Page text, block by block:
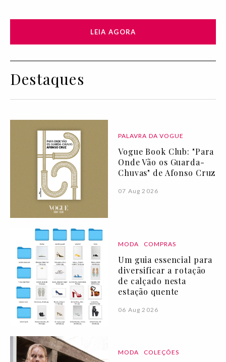
LEIA AGORA
Destaques
PALAVRA DA VOGUE
Vogue Book Club: "Para
Onde Vão os Guarda-
Chuvas" de Afonso Cruz
07 Aug 2026
MODA COMPRAS
Um guia essencial para
diversificar a rotação
de calçado nesta
estação quente
06 Aug 2026
MODA COLEÇÕES